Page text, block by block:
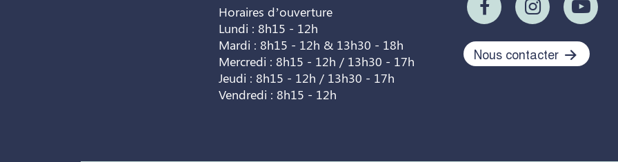
Horaires d’ouverture
Lundi : 8h15 - 12h
Mardi : 8h15 - 12h & 13h30 - 18h
Mercredi : 8h15 - 12h / 13h30 - 17h
Jeudi : 8h15 - 12h / 13h30 - 17h
Vendredi : 8h15 - 12h
Nous contacter